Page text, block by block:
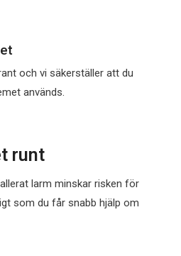
och vi säkerställer att du
används.
runt
larm minskar risken för
som du får snabb hjälp om